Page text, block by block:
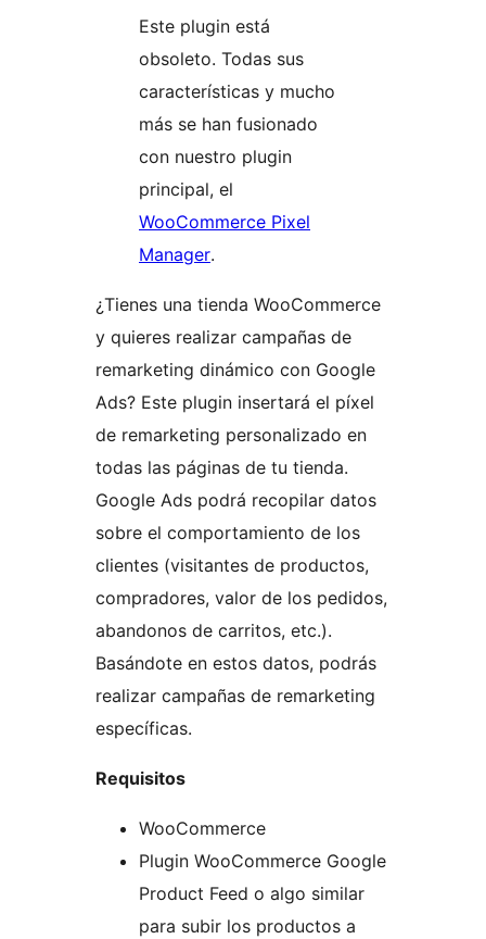
Este plugin está
obsoleto. Todas sus
características y mucho
más se han fusionado
con nuestro plugin
principal, el
WooCommerce Pixel
Manager.
¿Tienes una tienda WooCommerce
y quieres realizar campañas de
remarketing dinámico con Google
Ads? Este plugin insertará el píxel
de remarketing personalizado en
todas las páginas de tu tienda.
Google Ads podrá recopilar datos
sobre el comportamiento de los
clientes (visitantes de productos,
compradores, valor de los pedidos,
abandonos de carritos, etc.).
Basándote en estos datos, podrás
realizar campañas de remarketing
específicas.
Requisitos
WooCommerce
Plugin WooCommerce Google
Product Feed o algo similar
para subir los productos a